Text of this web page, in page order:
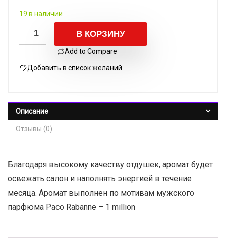
19 в наличии
В КОРЗИНУ
Add to Compare
Добавить в список желаний
Описание
Отзывы (0)
Благодаря высокому качеству отдушек, аромат будет
освежать салон и наполнять энергией в течение
месяца. Аромат выполнен по мотивам мужского
парфюма Paco Rabanne – 1 million